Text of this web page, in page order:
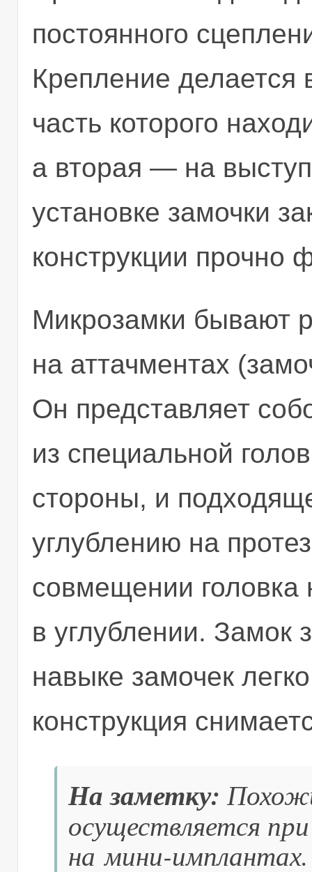
постоянного
Крепление делается
часть которого
а вторая — на
установке замочки
конструкции прочно
Микрозамки бывают
на аттачментах
Он представляет
из специальной
стороны, и
углублению на
совмещении головка
в углублении. Замок
навыке замочек
конструкция
На заметку:
осуществляется
на мини-имплантах.